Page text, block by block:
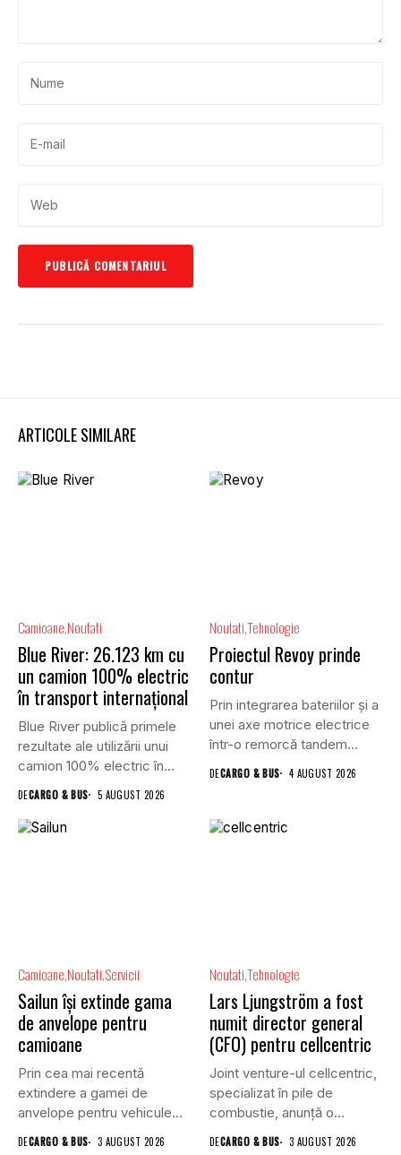
ARTICOLE SIMILARE
Camioane Noutati
Blue River: 26.123 km cu
un camion 100% electric
în transport internațional
Blue River publică primele
rezultate ale utilizării unui
camion 100% electric în...
DECARGO & BUS 5 AUGUST 2026
NoutatiTehnologie
Proiectul Revoy prinde
contur
Prin integrarea bateriilor și a
unei axe motrice electrice
într-o remorcă tandem...
DECARGO & BUS 4 AUGUST 2026
Camioane Noutati Servicii
Sailun își extinde gama
de anvelope pentru
camioane
Prin cea mai recentă
extindere a gamei de
anvelope pentru vehicule
comerciale,...
DECARGO & BUS 3 AUGUST 2026
NoutatiTehnologie
Lars Ljungström a fost
numit director general
(CFO) pentru cellcentric
Joint venture-ul cellcentric,
specializat în pile de
combustie, anunță o
schimbare în...
DECARGO & BUS 3 AUGUST 2026